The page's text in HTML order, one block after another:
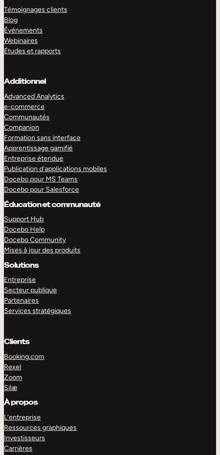
Témoignages clients
Blog
Événements
Webinaires
Études et rapports
Additionnel
Advanced Analytics
e-commerce
Communautés
Companion
Formation sans interface
Apprentissage gamifié
Entreprise étendue
Publication d’applications mobiles
Docebo pour MS Teams
Docebo pour Salesforce
Éducation et communauté
Support Hub
Docebo Help
Docebo Community
Mises à jour des produits
Solutions
Entreprise
Secteur publique
Partenaires
Services stratégiques
Clients
Booking.com
Rexel
Zoom
Silæ
À propos
L’entreprise
Ressources graphiques
Investisseurs
Carrières